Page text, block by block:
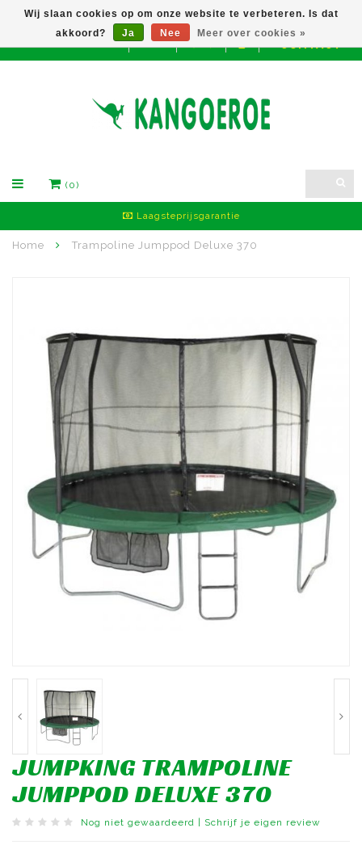
EUR CONTACT
(0)
Laagsteprijsgarantie
Home Trampoline Jumppod Deluxe 370
JUMPKING TRAMPOLINE
JUMPPOD DELUXE 370
Nog niet gewaardeerd Schrijf je eigen review
Wij slaan cookies op om onze website te verbeteren. Is dat
akkoord?
Ja Nee Meer over cookies »